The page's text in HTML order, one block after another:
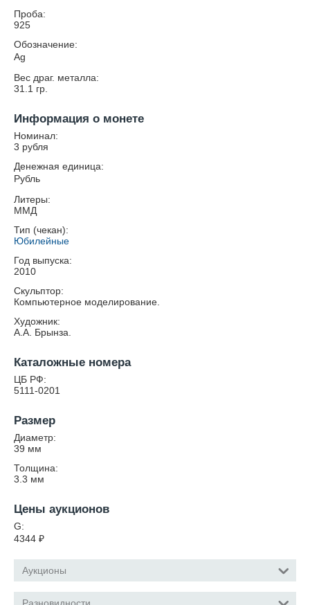
Проба:
925
Обозначение:
Ag
Вес драг. металла:
31.1 гр.
Информация о монете
Номинал:
3 рубля
Денежная единица:
Рубль
Литеры:
ММД
Тип (чекан):
Юбилейные
Год выпуска:
2010
Скульптор:
Компьютерное моделирование.
Художник:
А.А. Брынза.
Каталожные номера
ЦБ РФ:
5111-0201
Размер
Диаметр:
39 мм
Толщина:
3.3 мм
Цены аукционов
G:
4344 ₽
Аукционы